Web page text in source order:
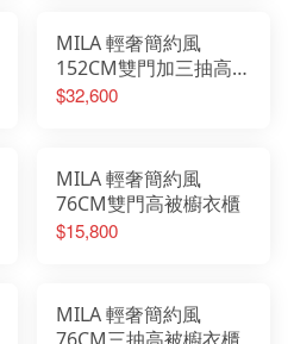
MILA 輕奢簡約風
152CM雙門加三抽高被
櫥衣櫃
$32,600
MILA 輕奢簡約風
76CM雙門高被櫥衣櫃
$15,800
MILA 輕奢簡約風